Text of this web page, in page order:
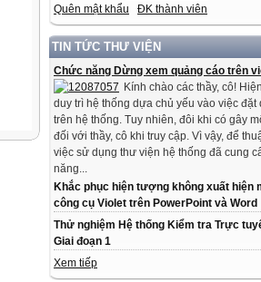
Quên mật khẩu ĐK thành viên
TIN TỨC THƯ VIỆN
Chức năng Dừng xem quảng cáo trên
Kính chào các thầy, cô!
duy trì hệ thống dựa chủ yếu vào việc đặt
trên hệ thống. Tuy nhiên, đôi khi có gây
đối với thầy, cô khi truy cập. Vì vậy, để
việc sử dụng thư viện hệ thống đã cung
năng...
Khắc phục hiện tượng không xuất hiện
công cụ Violet trên PowerPoint và Word
Thử nghiệm Hệ thống Kiểm tra Trực
Giai đoạn 1
Xem tiếp